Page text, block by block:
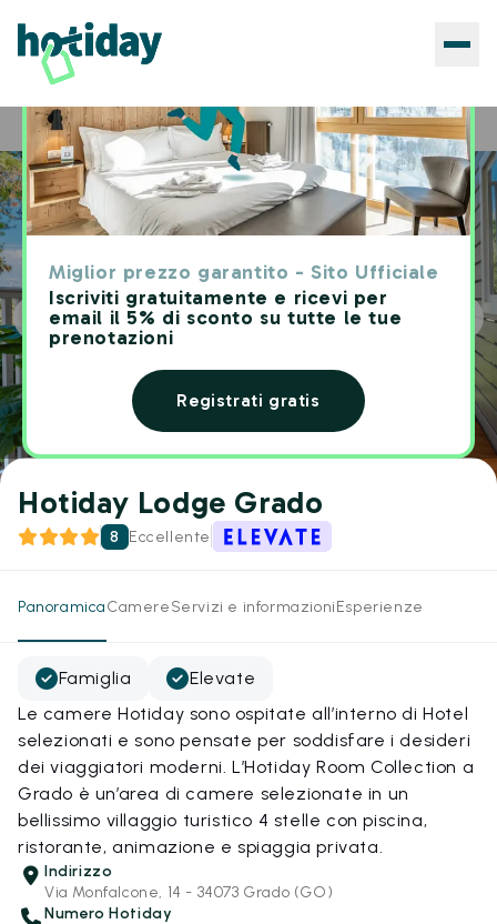
Miglior prezzo garantito - Sito Ufficiale
Iscriviti gratuitamente e ricevi per
email il 5% di sconto su tutte le tue
prenotazioni
Registrati gratis
Home Hotels Hotiday Lodge Grado
Hotiday Lodge Grado
8 Eccellente
PanoramicaCamereServizi e informazioniEsperienze
Famiglia
Elevate
Le camere Hotiday sono ospitate all’interno di Hotel
selezionati e sono pensate per soddisfare i desideri
dei viaggiatori moderni. L’Hotiday Room Collection a
Grado è un’area di camere selezionate in un
bellissimo villaggio turistico 4 stelle con piscina,
ristorante, animazione e spiaggia privata.
Indirizzo
Via Monfalcone, 14 - 34073 Grado (GO)
Numero Hotiday